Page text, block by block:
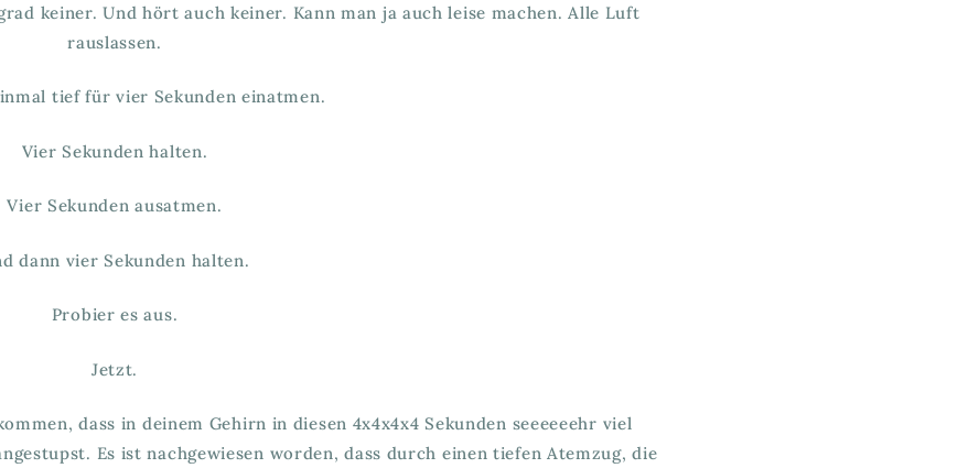
keiner. Und hört auch keiner. Kann man ja auch leise machen. Alle Luft
rauslassen.
tief für vier Sekunden einatmen.
Vier Sekunden halten.
Vier Sekunden ausatmen.
dann vier Sekunden halten.
Probier es aus.
Jetzt.
dass in deinem Gehirn in diesen 4x4x4x4 Sekunden seeeeeehr viel
Es ist nachgewiesen worden, dass durch einen tiefen Atemzug, die